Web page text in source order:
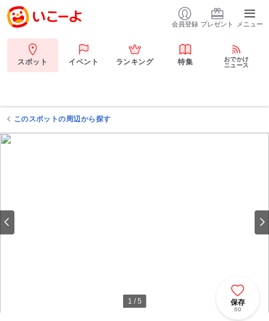
会員登録 プレゼント メニュー
スポット イベント ランキング 特集
おでかけ
ニュース
このスポットの周辺から探す
1 / 5 保存
60